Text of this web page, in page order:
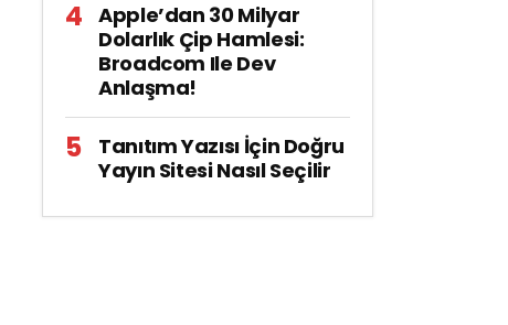
Apple’dan 30 Milyar
Dolarlık Çip Hamlesi:
Broadcom Ile Dev
Anlaşma!
Tanıtım Yazısı İçin Doğru
Yayın Sitesi Nasıl Seçilir